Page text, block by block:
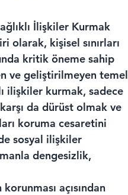
İlişkiler Kurmak
olarak, kişisel sınırları
kritik öneme sahip
ve geliştirilmeyen temel
ilişkiler kurmak, sadece
da dürüst olmak ve
koruma cesaretini
sosyal ilişkiler
dengesizlik,
açısından